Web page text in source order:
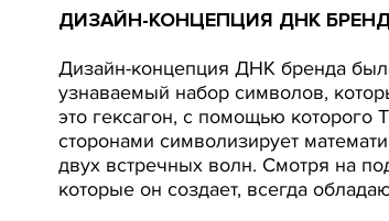
ДИЗАЙН-КОНЦЕПЦИЯ ДНК
Дизайн-концепция ДНК бренда
узнаваемый набор символов,
это гексагон, с помощью
сторонами символизирует
двух встречных волн. Смотря на
которые он создает, всегда